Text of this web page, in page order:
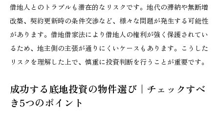
借地人とのトラブルも潜在的なリスクです。地代の滞納や無断増
改築、契約更新時の条件交渉など、様々な問題が発生する可能性
があります。借地借家法により借地人の権利が強く保護されてい
るため、地主側の主張が通りにくいケースもあります。こうした
リスクを理解した上で、慎重に投資判断を行うことが重要です。
成功する底地投資の物件選び｜チェックすべ
き5つのポイント